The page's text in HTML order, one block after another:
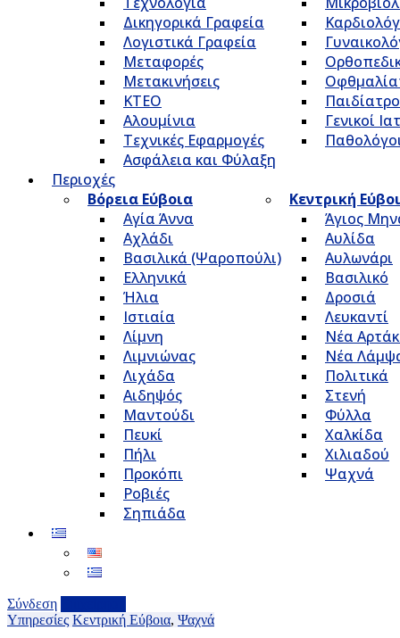
Δικηγορικά Γραφεία
Λογιστικά Γραφεία
Μεταφορές
Μετακινήσεις
ΚΤΕΟ
Αλουμίνια
Τεχνικές Εφαρμογές
Ασφάλεια και Φύλαξη
Γενικοί
Περιοχές
Βόρεια Εύβοια
Αγία Άννα
Αχλάδι
Βασιλικά (Ψαροπούλι)
Ελληνικά
Ήλια
Ιστιαία
Λίμνη
Λιμνιώνας
Λιχάδα
Αιδηψός
Μαντούδι
Πευκί
Πήλι
Προκόπι
Ροβιές
Σηπιάδα
Κεντρική
Άγιος
Αυλίδα
Αυλωνάρι
Βασιλικό
Δροσιά
Λευκαντί
Νέα
Νέα
Πολιτικά
Στενή
Φύλλα
Χαλκίδα
Χιλιαδού
Ψαχνά
Σύνδεση
Υπηρεσίες Κεντρική Εύβοια, Ψαχνά